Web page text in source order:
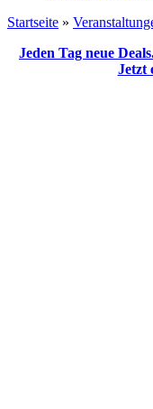
Startseite »
Jeden Tag neue
Jetzt